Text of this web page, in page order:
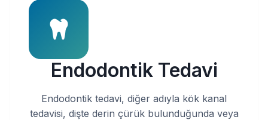
Endodontik Tedavi
Endodontik tedavi, diğer adıyla kök kanal
tedavisi, dişte derin çürük bulunduğunda veya